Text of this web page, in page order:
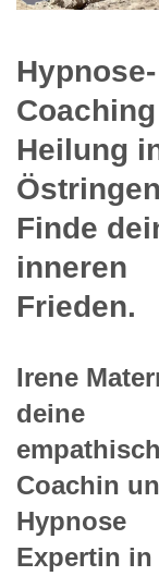
Hypnose-
Heilung
Finde
inneren
Frieden.
Irene
deine
Coachin
Hypnose
Expertin in